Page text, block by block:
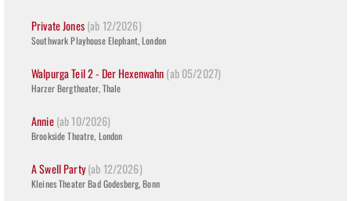
Private Jones(ab 12/2026)
Southwark Playhouse Elephant, London
Walpurga Teil 2 - Der Hexenwahn(ab 05/2027)
Harzer Bergtheater, Thale
Annie(ab 10/2026)
Brookside Theatre, London
A Swell Party(ab 12/2026)
Kleines Theater Bad Godesberg, Bonn